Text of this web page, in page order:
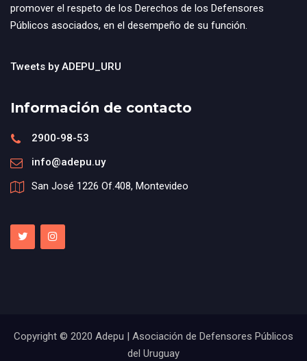
promover el respeto de los Derechos de los Defensores
Públicos asociados, en el desempeño de su función.
Tweets by ADEPU_URU
Información de contacto
2900-98-53
info@adepu.uy
San José 1226 Of.408, Montevideo
Copyright © 2020 Adepu | Asociación de Defensores Públicos
del Uruguay